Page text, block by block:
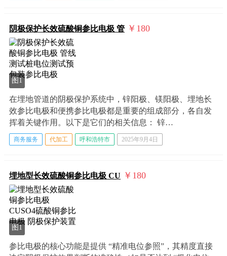
阴极保护长效硫酸铜参比电极 管 ￥180
图1
在埋地管道的阴极保护系统中，锌阳极、镁阳极、埋地长
效参比电极和便携参比电极都是重要的组成部分，各自发
挥着关键作用。以下是它们的相关信息： 锌…
商务服务 代加工 呼和浩特市 2025年9月4日
埋地型长效硫酸铜参比电极 CU ￥180
图1
参比电极的核心功能是提供 “精准电位参照”，其精度直接